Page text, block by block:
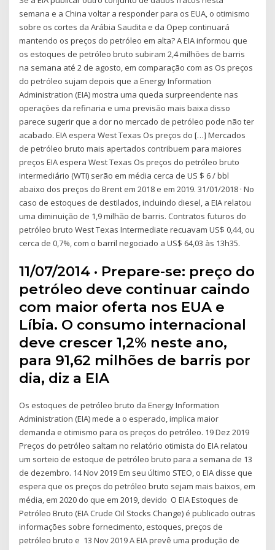
semana e a China voltar a responder para os EUA, o otimismo
sobre os cortes da Arábia Saudita e da Opep continuará
mantendo os preços do petróleo em alta? A EIA informou que
os estoques de petróleo bruto subiram 2,4 milhões de barris
na semana até 2 de agosto, em comparação com as Os preços
do petróleo sujam depois que a Energy Information
Administration (EIA) mostra uma queda surpreendente nas
operações da refinaria e uma previsão mais baixa disso
parece sugerir que a dor no mercado de petróleo pode não ter
acabado. EIA espera West Texas Os preços do […] Mercados
de petróleo bruto mais apertados contribuem para maiores
preços EIA espera West Texas Os preços do petróleo bruto
intermediário (WTI) serão em média cerca de US $ 6 / bbl
abaixo dos preços do Brent em 2018 e em 2019. 31/01/2018 · No
caso de estoques de destilados, incluindo diesel, a EIA relatou
uma diminuição de 1,9 milhão de barris. Contratos futuros do
petróleo bruto West Texas Intermediate recuavam US$ 0,44, ou
cerca de 0,7%, com o barril negociado a US$ 64,03 às 13h35.
11/07/2014 · Prepare-se: preço do
petróleo deve continuar caindo
com maior oferta nos EUA e
Líbia. O consumo internacional
deve crescer 1,2% neste ano,
para 91,62 milhões de barris por
dia, diz a EIA
Os estoques de petróleo bruto da Energy Information
Administration (EIA) mede a o esperado, implica maior
demanda e otimismo para os preços do petróleo. 19 Dez 2019
Preços do petróleo saltam no relatório otimista do EIA relatou
um sorteio de estoque de petróleo bruto para a semana de 13
de dezembro. 14 Nov 2019 Em seu último STEO, o EIA disse que
espera que os preços do petróleo bruto sejam mais baixos, em
média, em 2020 do que em 2019, devido O EIA Estoques de
Petróleo Bruto (EIA Crude Oil Stocks Change) é publicado outras
informações sobre fornecimento, estoques, preços de
petróleo bruto e 13 Nov 2019 A EIA prevê uma produção de